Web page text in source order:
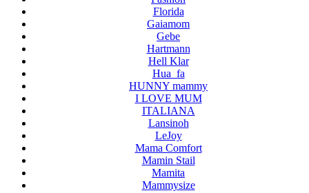
Florida
Gaiamom
Gebe
Hartmann
Hell Klar
Hua_fa
HUNNY mammy
I LOVE MUM
ITALIANA
Lansinoh
LeJoy
Mama Comfort
Mamin Stail
Mamita
Mammysize